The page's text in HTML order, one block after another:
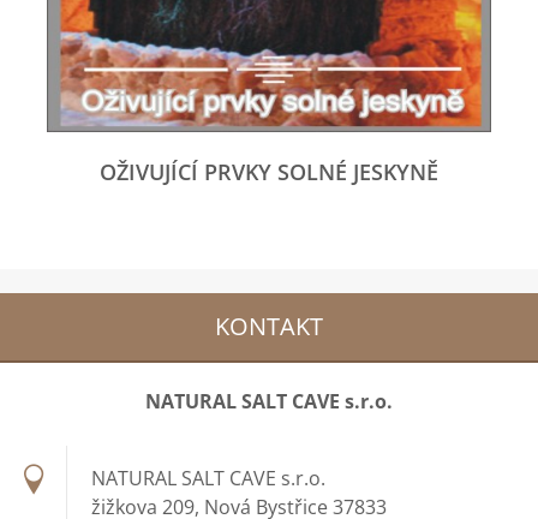
OŽIVUJÍCÍ PRVKY SOLNÉ JESKYNĚ
KONTAKT
NATURAL SALT CAVE s.r.o.
NATURAL SALT CAVE s.r.o.
žižkova 209, Nová Bystřice 37833